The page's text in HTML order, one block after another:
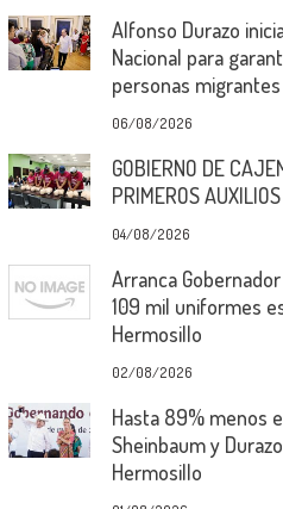
Alfonso Durazo
Nacional para
personas migrantes
06/08/2026
GOBIERNO DE
PRIMEROS
04/08/2026
Arranca
109 mil uniformes
Hermosillo
02/08/2026
Hasta 89% menos
Sheinbaum y
Hermosillo